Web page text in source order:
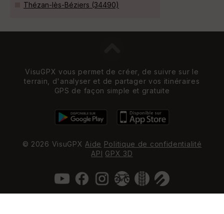
Thézan-lès-Béziers (34490)
VisuGPX vous permet de créer, de suivre sur le
terrain, d'analyser et de partager vos itinéraires
GPS de façon simple et gratuite
© 2026 VisuGPX Aide Politique de confidentialité
API GPX 3D